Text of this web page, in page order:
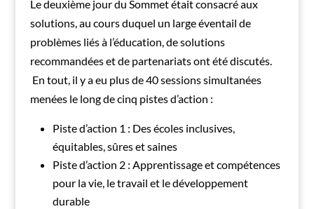
Le deuxième jour du Sommet était consacré aux
solutions, au cours duquel un large éventail de
problèmes liés à l’éducation, de solutions
recommandées et de partenariats ont été discutés.
En tout, il y a eu plus de 40 sessions simultanées
menées le long de cinq pistes d’action :
Piste d’action 1 : Des écoles inclusives,
équitables, sûres et saines
Piste d’action 2 : Apprentissage et compétences
pour la vie, le travail et le développement
durable